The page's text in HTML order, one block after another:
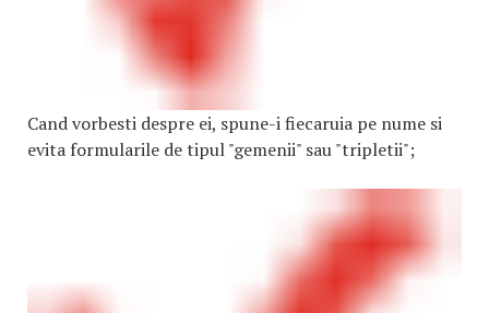
Cand vorbesti despre ei, spune-i fiecaruia pe nume si
evita formularile de tipul "gemenii" sau "tripletii";